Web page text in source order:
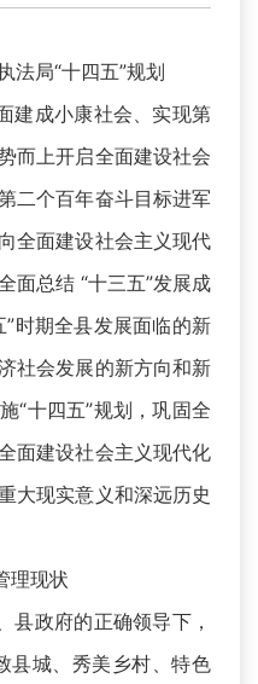
法局“十四五”规划
建成小康社会、实现第
而上开启全面建设社会
二个百年奋斗目标进军
全面建设社会主义现代
面总结 “十三五”发展成
时期全县发展面临的新
社会发展的新方向和新
“十四五”规划，巩固全
面建设社会主义现代化
大现实意义和深远历史
理现状
县政府的正确领导下，
县城、秀美乡村、特色